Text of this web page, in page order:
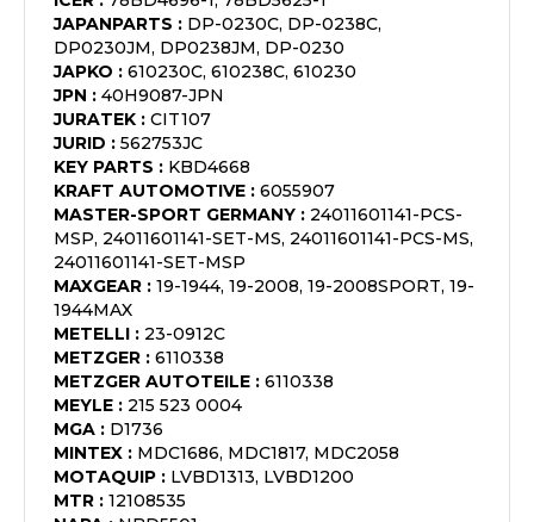
JAPANPARTS : DP-0230C, DP-0238C,
DP0230JM, DP0238JM, DP-0230
JAPKO : 610230C, 610238C, 610230
JPN : 40H9087-JPN
JURATEK : CIT107
JURID : 562753JC
KEY PARTS : KBD4668
KRAFT AUTOMOTIVE : 6055907
MASTER-SPORT GERMANY : 24011601141-PCS-
MSP, 24011601141-SET-MS, 24011601141-PCS-MS,
24011601141-SET-MSP
MAXGEAR : 19-1944, 19-2008, 19-2008SPORT, 19-
1944MAX
METELLI : 23-0912C
METZGER : 6110338
METZGER AUTOTEILE : 6110338
MEYLE : 215 523 0004
MGA : D1736
MINTEX : MDC1686, MDC1817, MDC2058
MOTAQUIP : LVBD1313, LVBD1200
MTR : 12108535